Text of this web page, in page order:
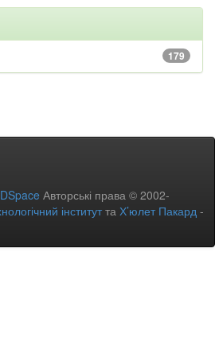
179
Авторські права © 2002-
інститутта Х’юлет Пакард -